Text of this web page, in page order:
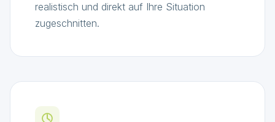
realistisch und direkt auf Ihre Situation
zugeschnitten.